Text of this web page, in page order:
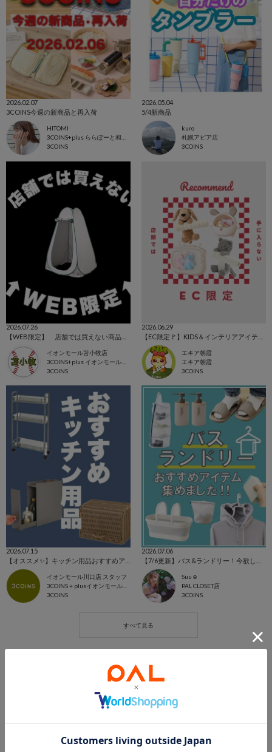
2026.02.07
3COINS今週の新商品と再入荷
HITOMI
3COINS
2026.05.04
5/4新商品
kuro
札幌アピア店
3COINS
2026.07.26
イオンモール苫小牧店
3COINS+plus イオンモール苫小牧店
3COINS
2026.06.29
エキア朝霞
エキア朝霞
3COINS
2026.07.15
イオンモール川口店 スタッフ
3COINS＋plusイオンモール川口店
3COINS
2026.07.06
Suu☺︎
PAL CLOSET店
3COINS